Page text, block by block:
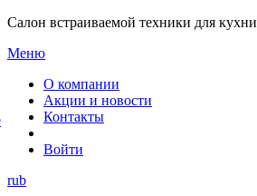
Салон встраиваемой техники для кухни
Меню
О компании
Акции и новости
Контакты
Войти
rub